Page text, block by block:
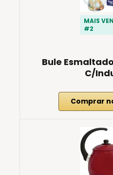
MAIS
#2
Bule
C/
Comprar